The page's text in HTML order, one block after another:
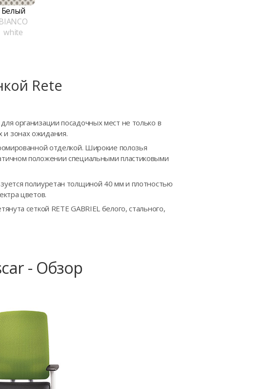
Белый
BIANCO
white
Rete
организации посадочных мест не только в
и зонах ожидания.
отделкой. Широкие полозья
положении специальными пластиковыми
полиуретан толщиной 40 мм и плотностью
цветов.
сеткой RETE GABRIEL белого, стального,
- Обзор